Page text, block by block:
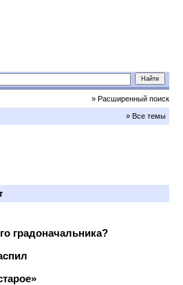
» Расширенный поиск
» Все темы
градоначальника?